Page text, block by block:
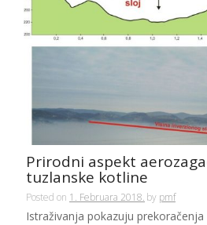
Prirodni aspekt
tuzlanske kotline
Posted on 1. Februara 2018. by pmf
Istraživanja pokazuju